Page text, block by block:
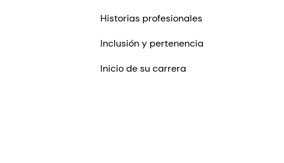
Historias profesionales
Inclusión y pertenencia
Inicio de su carrera